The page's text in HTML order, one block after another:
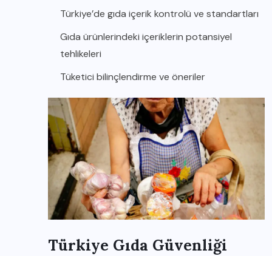
Türkiye’de gıda içerik kontrolü ve standartları
Gıda ürünlerindeki içeriklerin potansiyel
tehlikeleri
Tüketici bilinçlendirme ve öneriler
Türkiye Gıda Güvenliği